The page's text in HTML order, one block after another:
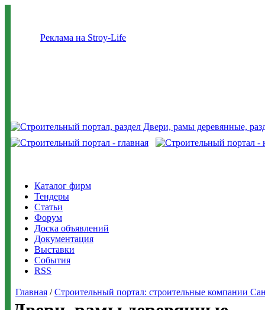
Реклама на Stroy-Life
Каталог фирм
Тендеры
Статьи
Форум
Доска объявлений
Документация
Выставки
События
RSS
Главная /Строительный портал: строительные компании